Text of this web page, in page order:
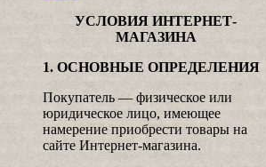
УСЛОВИЯ ИНТЕРНЕТ-
МАГАЗИНА
1. ОСНОВНЫЕ ОПРЕДЕЛЕНИЯ
Покупатель — физическое или
юридическое лицо, имеющее
намерение приобрести товары на
сайте Интернет-магазина.